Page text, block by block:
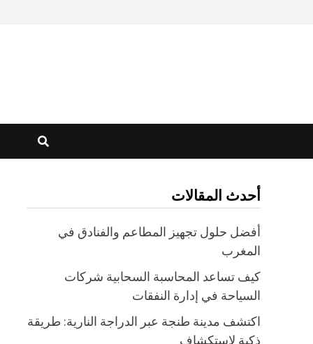
أحدث المقالات
أفضل حلول تجهيز المطاعم والفنادق في
المغرب
كيف تساعد المحاسبة السحابية شركات
السياحة في إدارة النفقات
اكتشف مدينة طنجة عبر الدراجة النارية: طريقة
ذكية لاستكشاف